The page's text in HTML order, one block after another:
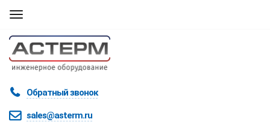
Мобильная
Обратный звонок
sales@asterm.ru